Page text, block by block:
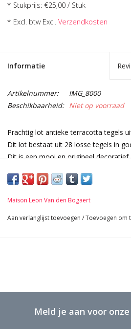
* Stukprijs: €25,00 / Stuk
* Excl. btw Excl. Verzendkosten
Informatie
Artikelnummer:
IMG_8000
Beschikbaarheid: Niet op voorraad
Prachtig lot antieke terracotta tegels
Dit lot bestaat uit 28 losse tegels in
Dit is een mooi en origineel
muurdetail.
Verkocht per totaal aantal in de staat
Afmetingen per stuk:
Maison Leon Van den Bogaert
Aan verlanglijst toevoegen /Toevoegen om
Meld je aan voor